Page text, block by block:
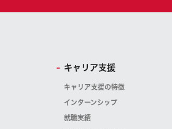
キャリア支援
キャリア支援の特徴
インターンシップ
就職実績